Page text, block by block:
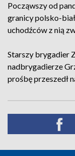
Począwszy od
granicy polsko-
uchodźców z nią
Starszy brygadier
nadbrygadierze
prośbę przeszedł